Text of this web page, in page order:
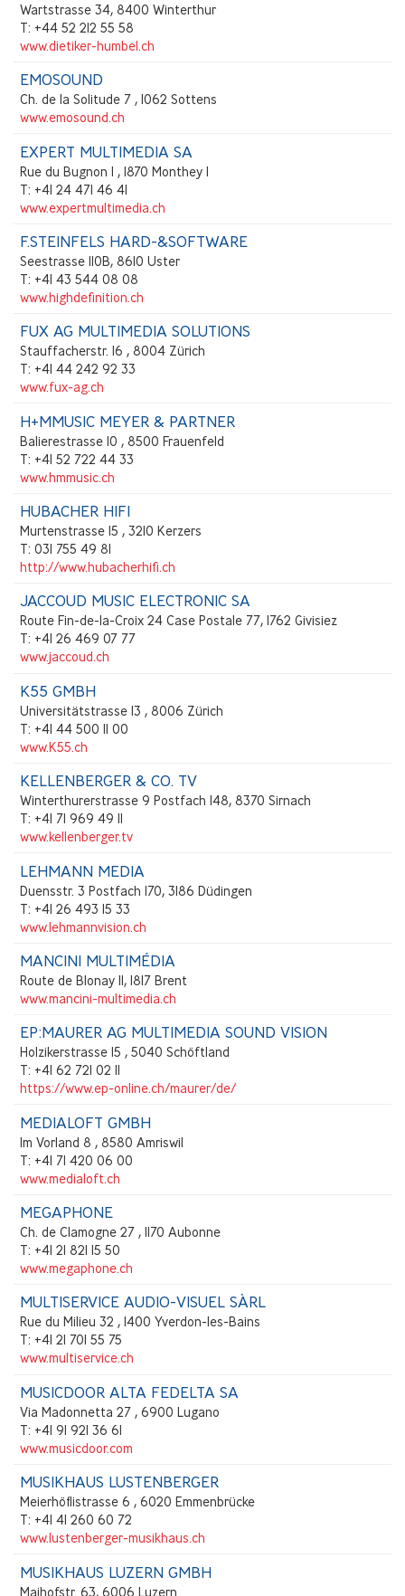
Wartstrasse 34, 8400 Winterthur
T: +44 52 212 55 58
www.dietiker-humbel.ch
EMOSOUND
Ch. de la Solitude 7 , 1062 Sottens
www.emosound.ch
EXPERT MULTIMEDIA SA
Rue du Bugnon 1 , 1870 Monthey 1
T: +41 24 471 46 41
www.expertmultimedia.ch
F.STEINFELS HARD-&SOFTWARE
Seestrasse 110B, 8610 Uster
T: +41 43 544 08 08
www.highdefinition.ch
FUX AG MULTIMEDIA SOLUTIONS
Stauffacherstr. 16 , 8004 Zürich
T: +41 44 242 92 33
www.fux-ag.ch
H+MMUSIC MEYER & PARTNER
Balierestrasse 10 , 8500 Frauenfeld
T: +41 52 722 44 33
www.hmmusic.ch
HUBACHER HIFI
Murtenstrasse 15 , 3210 Kerzers
T: 031 755 49 81
http://www.hubacherhifi.ch
JACCOUD MUSIC ELECTRONIC SA
Route Fin-de-la-Croix 24 Case Postale 77, 1762 Givisiez
T: +41 26 469 07 77
www.jaccoud.ch
K55 GMBH
Universitätstrasse 13 , 8006 Zürich
T: +41 44 500 11 00
www.K55.ch
KELLENBERGER & CO. TV
Winterthurerstrasse 9 Postfach 148, 8370 Sirnach
T: +41 71 969 49 11
www.kellenberger.tv
LEHMANN MEDIA
Duensstr. 3 Postfach 170, 3186 Düdingen
T: +41 26 493 15 33
www.lehmannvision.ch
MANCINI MULTIMÉDIA
Route de Blonay 11, 1817 Brent
www.mancini-multimedia.ch
EP:MAURER AG MULTIMEDIA SOUND VISION
Holzikerstrasse 15 , 5040 Schöftland
T: +41 62 721 02 11
https://www.ep-online.ch/maurer/de/
MEDIALOFT GMBH
Im Vorland 8 , 8580 Amriswil
T: +41 71 420 06 00
www.medialoft.ch
MEGAPHONE
Ch. de Clamogne 27 , 1170 Aubonne
T: +41 21 821 15 50
www.megaphone.ch
MULTISERVICE AUDIO-VISUEL SÀRL
Rue du Milieu 32 , 1400 Yverdon-les-Bains
T: +41 21 701 55 75
www.multiservice.ch
MUSICDOOR ALTA FEDELTA SA
Via Madonnetta 27 , 6900 Lugano
T: +41 91 921 36 61
www.musicdoor.com
MUSIKHAUS LUSTENBERGER
Meierhöflistrasse 6 , 6020 Emmenbrücke
T: +41 41 260 60 72
www.lustenberger-musikhaus.ch
MUSIKHAUS LUZERN GMBH
Maihofstr. 63, 6006 Luzern